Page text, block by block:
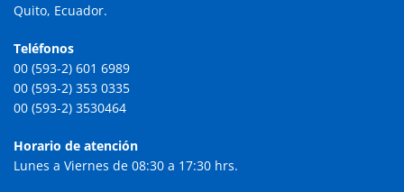
Quito, Ecuador.
Teléfonos
00 (593-2) 601 6989
00 (593-2) 353 0335
00 (593-2) 3530464
Horario de atención
Lunes a Viernes de 08:30 a 17:30 hrs.